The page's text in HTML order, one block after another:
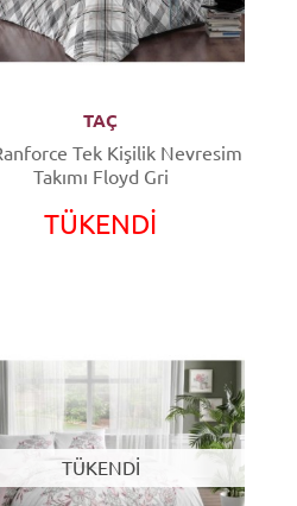
TAÇ
Tek Kişilik Nevresim
Takımı Floyd Gri
TÜKENDİ
TÜKENDİ